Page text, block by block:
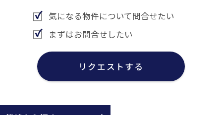
気になる物件について問合せたい
まずはお問合せしたい
リクエストする